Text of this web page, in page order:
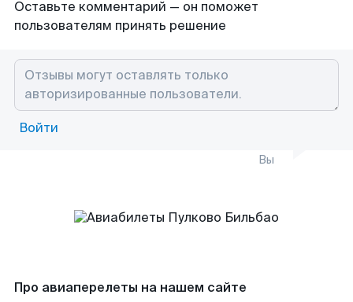
Оставьте комментарий — он поможет
пользователям принять решение
Войти
Вы
Про авиаперелеты на нашем сайте